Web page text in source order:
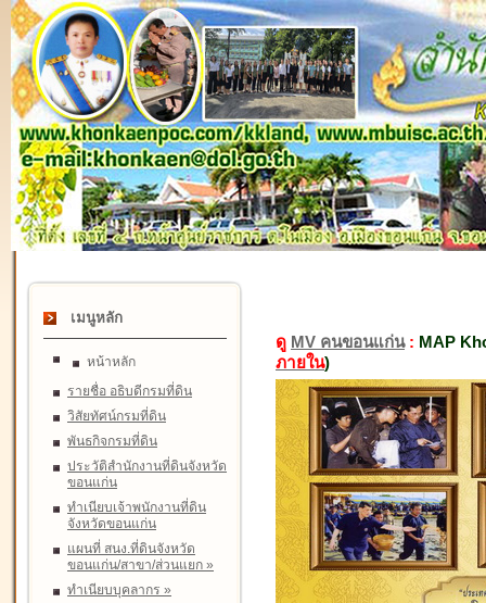
เมนูหลัก
หน้าหลัก
รายชื่อ อธิบดีกรมที่ดิน
วิสัยทัศน์กรมที่ดิน
พันธกิจกรมที่ดิน
ประวัติสำนักงานที่ดินจังหวัด
ขอนแก่น
ทำเนียบเจ้าพนักงานที่ดิน
จังหวัดขอนแก่น
แผนที่ สนง.ที่ดินจังหวัด
ขอนแก่น/สาขา/ส่วนแยก »
ทำเนียบบุคลากร »
ดู MV คนขอนแก่น: MAP
ภายใน)